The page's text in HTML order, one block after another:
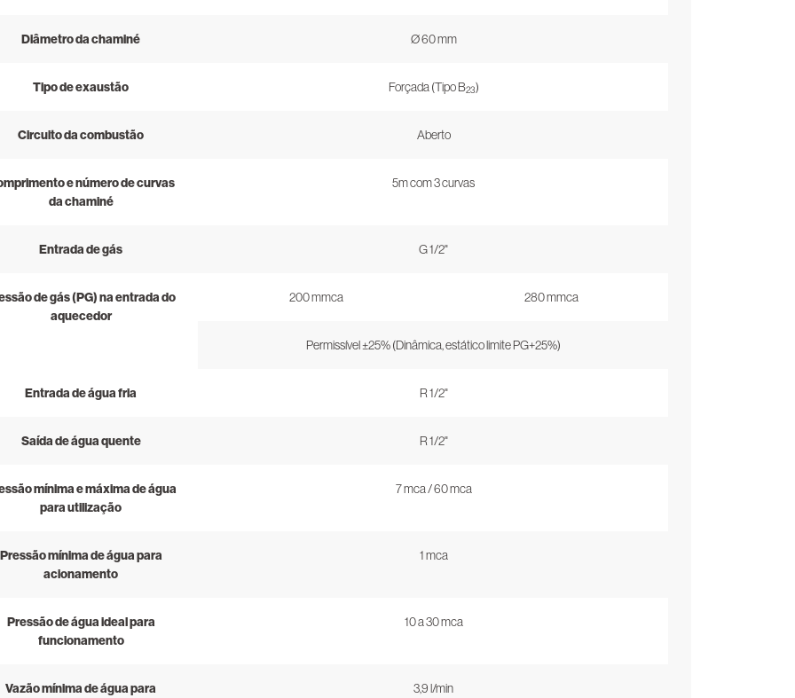
Diâmetro da chaminé Ø 60 mm
Tipo de exaustão Forçada (Tipo B23)
Circuito da combustão Aberto
e número de curvas
da chaminé
5m com 3 curvas
Entrada de gás G 1/2"
de gás (PG) na entrada do
aquecedor
200 mmca 280 mmca
Permissível ±25% (Dinâmica, estático limite PG+25%)
Entrada de água fria R 1/2"
Saída de água quente R 1/2"
mínima e máxima de água
para utilização
7 mca / 60 mca
Pressão mínima de água para
acionamento
1 mca
Pressão de água ideal para
funcionamento
10 a 30 mca
Vazão mínima de água para
3,9 l/min